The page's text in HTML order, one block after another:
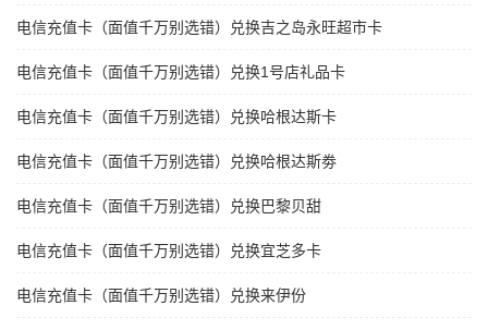
电信充值卡（面值千万别选错）兑换吉之岛永旺超市卡
电信充值卡（面值千万别选错）兑换1号店礼品卡
电信充值卡（面值千万别选错）兑换哈根达斯卡
电信充值卡（面值千万别选错）兑换哈根达斯劵
电信充值卡（面值千万别选错）兑换巴黎贝甜
电信充值卡（面值千万别选错）兑换宜芝多卡
电信充值卡（面值千万别选错）兑换来伊份